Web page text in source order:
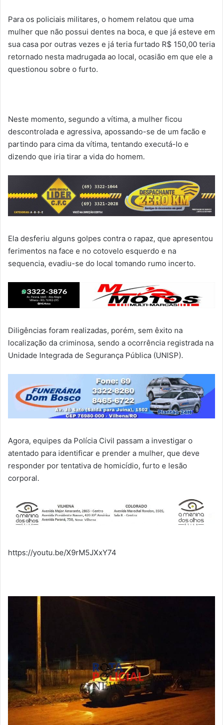
Para os policiais militares, o homem relatou que uma
mulher que não possui dentes na boca, e que já esteve em
sua casa por outras vezes e já teria furtado R$ 150,00 teria
retornado nesta madrugada ao local, ocasião em que ele a
questionou sobre o furto.
Neste momento, segundo a vítima, a mulher ficou
descontrolada e agressiva, apossando-se de um facão e
partindo para cima da vítima, tentando executá-lo e
dizendo que iria tirar a vida do homem.
Ela desferiu alguns golpes contra o rapaz, que apresentou
ferimentos na face e no cotovelo esquerdo e na
sequencia, evadiu-se do local tomando rumo incerto.
Diligências foram realizadas, porém, sem êxito na
localização da criminosa, sendo a ocorrência registrada na
Unidade Integrada de Segurança Pública (UNISP).
Agora, equipes da Polícia Civil passam a investigar o
atentado para identificar e prender a mulher, que deve
responder por tentativa de homicídio, furto e lesão
corporal.
https://youtu.be/X9rM5JXxY74